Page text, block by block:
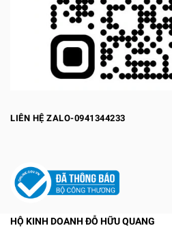
LIÊN HỆ ZALO-0941344233
HỘ KINH DOANH ĐỖ HỮU QUANG